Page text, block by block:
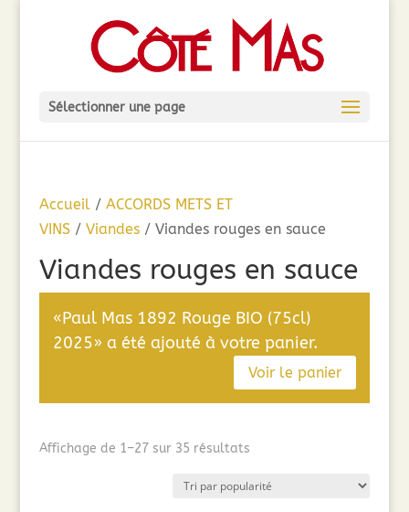
Sélectionner une page
Accueil/ ACCORDS METS ET
VINS/ Viandes/ Viandes rouges en sauce
Viandes rouges en sauce
«Paul Mas 1892 Rouge BIO (75cl)
2025» a été ajouté à votre panier.
Voir le panier
Affichage de 1–27 sur 35 résultatsTrié